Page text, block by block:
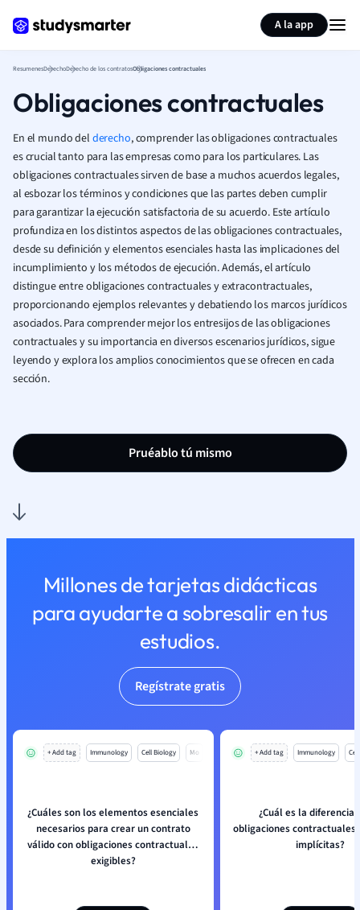
A la app
ResumenesDerechoDerecho de los contratosObligaciones contractuales
Obligaciones contractuales
En el mundo del derecho, comprender las obligaciones contractuales
es crucial tanto para las empresas como para los particulares. Las
obligaciones contractuales sirven de base a muchos acuerdos legales,
al esbozar los términos y condiciones que las partes deben cumplir
para garantizar la ejecución satisfactoria de su acuerdo. Este artículo
profundiza en los distintos aspectos de las obligaciones contractuales,
desde su definición y elementos esenciales hasta las implicaciones del
incumplimiento y los métodos de ejecución. Además, el artículo
distingue entre obligaciones contractuales y extracontractuales,
proporcionando ejemplos relevantes y debatiendo los marcos jurídicos
asociados. Para comprender mejor los entresijos de las obligaciones
contractuales y su importancia en diversos escenarios jurídicos, sigue
leyendo y explora los amplios conocimientos que se ofrecen en cada
sección.
Pruéablo tú mismo
Millones de tarjetas didácticas
para ayudarte a sobresalir en tus
estudios.
Regístrate gratis
+ Add tag Immunology Cell Biology Mo
¿Cuáles son los elementos esenciales
necesarios para crear un contrato
válido con obligaciones contractuales
exigibles?
+ Add tag Immunology
¿Cuál es la diferencia
obligaciones contractuales
implícitas?
Resumir página